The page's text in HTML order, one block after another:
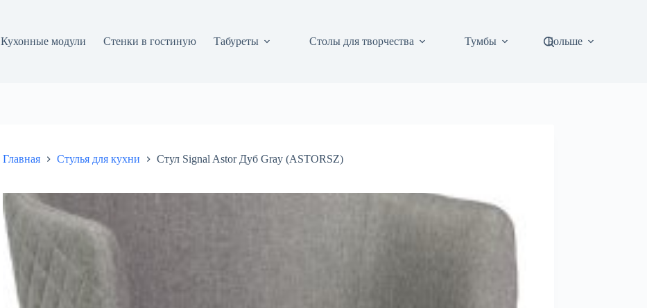
Кухонные модули Стенки в гостиную Табуреты Столы для творчества Тумбы Больше
Главная Стулья для кухни Стул Signal Astor Дуб Gray (ASTORSZ)